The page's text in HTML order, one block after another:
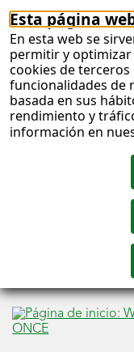
Esta página
En esta web se
permitir y optimizar
cookies de
funcionalidades de
basada en sus
rendimiento y
información en